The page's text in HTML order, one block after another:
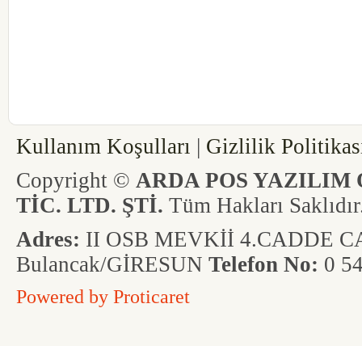
Kullanım Koşulları | Gizlilik
Copyright © ARDA POS YAZILIM
TİC. LTD. ŞTİ. Tüm Hakları
Adres: II OSB MEVKİİ 4.CADDE
Bulancak/GİRESUN Telefon No: 0
Powered by Proticaret